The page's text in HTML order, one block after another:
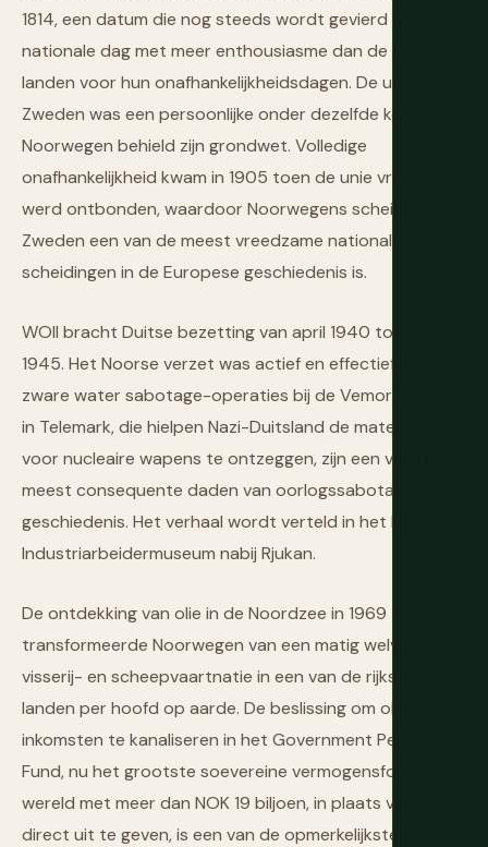
1814, een datum die nog steeds wordt gevierd als de
nationale dag met meer enthousiasme dan de meeste
landen voor hun onafhankelijkheidsdagen. De unie met
Zweden was een persoonlijke onder dezelfde koning;
Noorwegen behield zijn grondwet. Volledige
onafhankelijkheid kwam in 1905 toen de unie vreedzaam
werd ontbonden, waardoor Noorwegens scheiding van
Zweden een van de meest vreedzame nationale
scheidingen in de Europese geschiedenis is.
WOII bracht Duitse bezetting van april 1940 tot mei
1945. Het Noorse verzet was actief en effectief; de
zware water sabotage-operaties bij de Vemork-fabriek
in Telemark, die hielpen Nazi-Duitsland de materialen
voor nucleaire wapens te ontzeggen, zijn een van de
meest consequente daden van oorlogssabotage in de
geschiedenis. Het verhaal wordt verteld in het Norsk
Industriarbeidermuseum nabij Rjukan.
De ontdekking van olie in de Noordzee in 1969
transformeerde Noorwegen van een matig welvarende
visserij- en scheepvaartnatie in een van de rijkste
landen per hoofd op aarde. De beslissing om olie-
inkomsten te kanaliseren in het Government Pension
Fund, nu het grootste soevereine vermogensfonds ter
wereld met meer dan NOK 19 biljoen, in plaats van ze
direct uit te geven, is een van de opmerkelijkste daden